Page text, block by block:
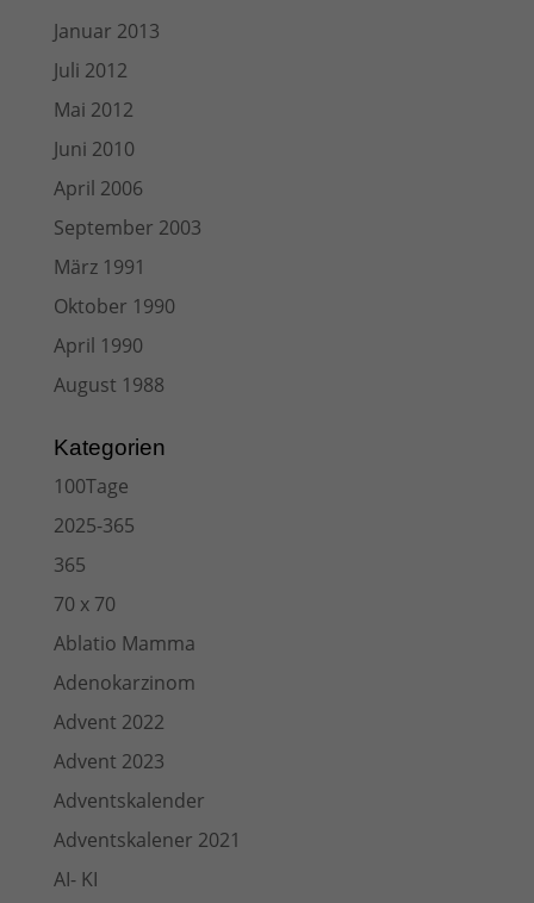
Januar 2013
Juli 2012
Mai 2012
Juni 2010
April 2006
September 2003
März 1991
Oktober 1990
April 1990
August 1988
Kategorien
100Tage
2025-365
365
70 x 70
Ablatio Mamma
Adenokarzinom
Advent 2022
Advent 2023
Adventskalender
Adventskalener 2021
AI- KI